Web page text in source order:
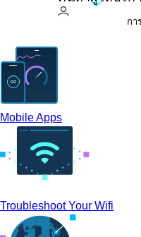
กา
Mobile Apps
Troubleshoot Your Wifi